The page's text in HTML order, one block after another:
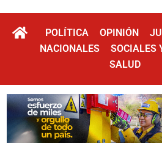
POLÍTICA OPINIÓN
NACIONALES
SOCIALES
SALUD